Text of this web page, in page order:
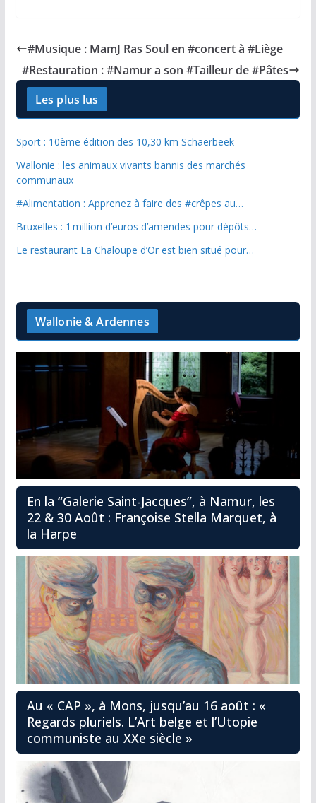
#Musique : MamJ Ras Soul en #concert à #Liège
#Restauration : #Namur a son #Tailleur de #Pâtes
Les plus lus
Sport : 10ème édition des 10,30 km Schaerbeek
Wallonie : les animaux vivants bannis des marchés
communaux
#Alimentation : Apprenez à faire des #crêpes au…
Bruxelles : 1 million d’euros d’amendes pour dépôts…
Le restaurant La Chaloupe d’Or est bien situé pour…
Wallonie & Ardennes
En la “Galerie Saint-Jacques”, à Namur, les
22 & 30 Août : Françoise Stella Marquet, à
la Harpe
Au « CAP », à Mons, jusqu’au 16 août : «
Regards pluriels. L’Art belge et l’Utopie
communiste au XXe siècle »